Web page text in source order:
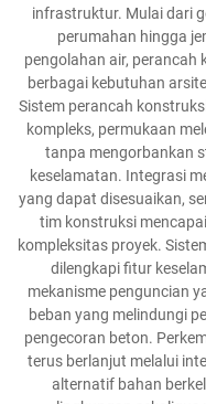
infrastruktur. Mulai dari
perumahan hingga
pengolahan air,
berbagai kebutuhan
Sistem perancah
kompleks, permukaan
tanpa mengorbankan
keselamatan. Integrasi
yang dapat disesuaikan,
tim konstruksi
kompleksitas proyek.
dilengkapi fitur
mekanisme penguncian
beban yang melindungi
pengecoran beton.
terus berlanjut melalui
alternatif bahan